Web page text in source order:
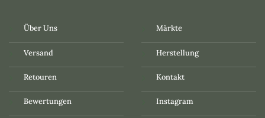
Über Uns
Versand
Retouren
Bewertungen
Märkte
Herstellung
Kontakt
Instagram